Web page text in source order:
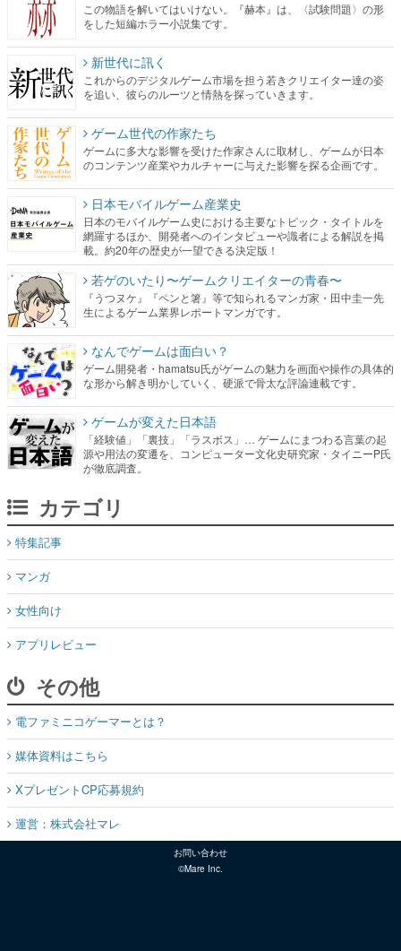
この物語を解いてはいけない。『赫本』は、〈試験問題〉の形
をした短編ホラー小説集です。
新世代に訊く
これからのデジタルゲーム市場を担う若きクリエイター達の姿
を追い、彼らのルーツと情熱を探っていきます。
ゲーム世代の作家たち
ゲームに多大な影響を受けた作家さんに取材し、ゲームが日本
のコンテンツ産業やカルチャーに与えた影響を探る企画です。
日本モバイルゲーム産業史
日本のモバイルゲーム史における主要なトピック・タイトルを
網羅するほか、開発者へのインタビューや識者による解説を掲
載。約20年の歴史が一望できる決定版！
若ゲのいたり〜ゲームクリエイターの青春〜
『うつヌケ』『ペンと箸』等で知られるマンガ家・田中圭一先
生によるゲーム業界レポートマンガです。
なんでゲームは面白い？
ゲーム開発者・hamatsu氏がゲームの魅力を画面や操作の具体的
な形から解き明かしていく、硬派で骨太な評論連載です。
ゲームが変えた日本語
「経験値」「裏技」「ラスボス」… ゲームにまつわる言葉の起
源や用法の変遷を、コンピューター文化史研究家・タイニーP氏
が徹底調査。
カテゴリ
特集記事
マンガ
女性向け
アプリレビュー
その他
電ファミニコゲーマーとは？
媒体資料はこちら
XプレゼントCP応募規約
運営：株式会社マレ
お問い合わせ
©Mare Inc.